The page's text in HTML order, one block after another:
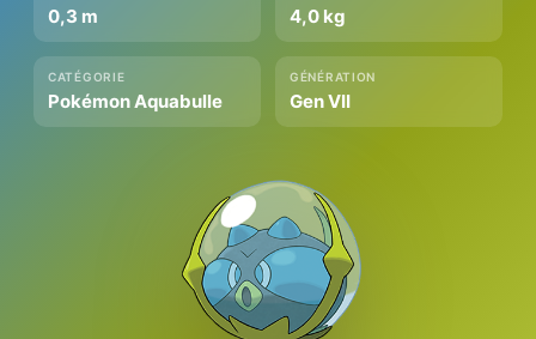
0,3 m 4,0 kg
CATÉGORIE
Pokémon Aquabulle
GÉNÉRATION
Gen VII